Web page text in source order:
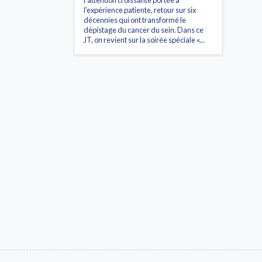
l'expérience patiente, retour sur six
décennies qui ont transformé le
dépistage du cancer du sein. Dans ce
JT, on revient sur la soirée spéciale «...